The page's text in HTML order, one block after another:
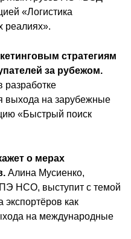
«Логистика
реалиях».
стратегиям
за рубежом.
разработке
выхода на зарубежные
«Быстрый поиск
о мерах
Алина Мусиенко,
НСО, выступит с темой
экспортёров как
на международные